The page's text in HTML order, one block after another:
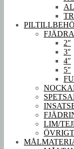
2″
3″
4″
5″
LIM/
ÖVRIGT